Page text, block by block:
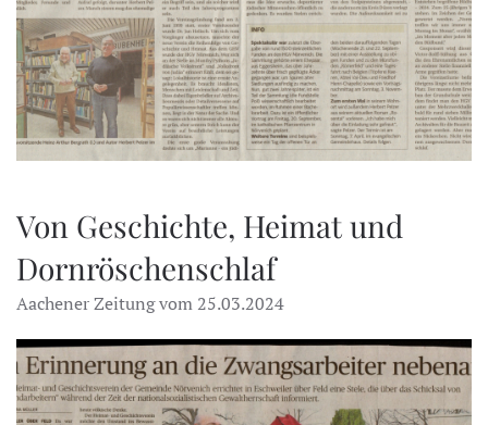
Von Geschichte, Heimat und
Dornröschenschlaf
Aachener Zeitung vom 25.03.2024